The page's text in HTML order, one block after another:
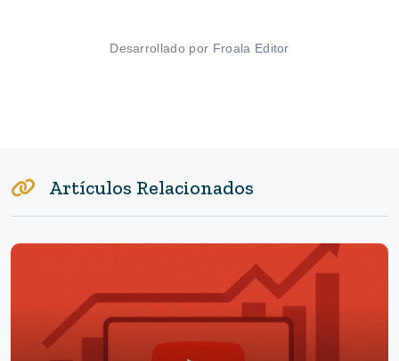
Desarrollado por Froala Editor
Artículos Relacionados